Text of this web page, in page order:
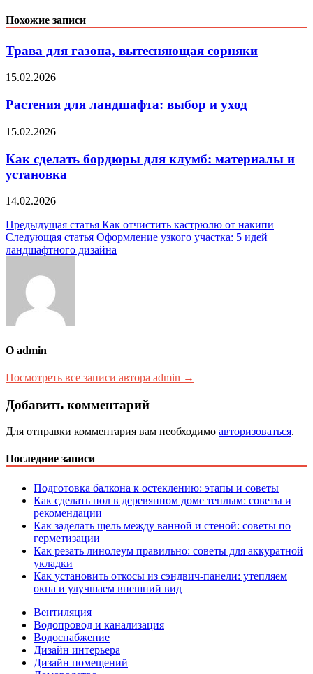
Похожие записи
Трава для газона, вытесняющая сорняки
15.02.2026
Растения для ландшафта: выбор и уход
15.02.2026
Как сделать бордюры для клумб: материалы и
установка
14.02.2026
Навигация
по
Предыдущая статья Как отчистить кастрюлю от накипи
Следующая статья Оформление узкого участка: 5 идей
ландшафтного дизайна
О admin
Посмотреть все записи автора admin →
Добавить комментарий
Для отправки комментария вам необходимо авторизоваться.
Последние записи
Подготовка балкона к остеклению: этапы и советы
Как сделать пол в деревянном доме теплым: советы и
рекомендации
Как заделать щель между ванной и стеной: советы по
герметизации
Как резать линолеум правильно: советы для аккуратной
укладки
Как установить откосы из сэндвич-панели: утепляем
окна и улучшаем внешний вид
Вентиляция
Водопровод и канализация
Водоснабжение
Дизайн интерьера
Дизайн помещений